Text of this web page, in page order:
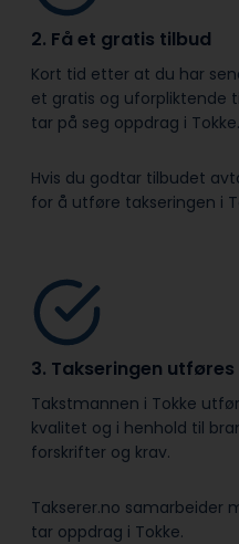
2. Få et gratis tilbud
Kort tid etter at du har
et gratis og uforpliktende
tar på seg oppdrag i Tokke.
Hvis du godtar tilbudet
for å utføre takseringen i
3. Takseringen utføres
Takstmannen i Tokke
kvalitet og i henhold til
forskrifter og krav.
Takserer.no samarbeider
tar oppdrag i Tokke.